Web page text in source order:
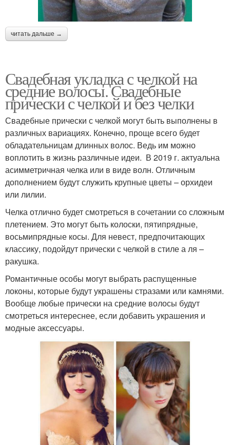
читать дальше →
Свадебная укладка с челкой на
средние волосы. Свадебные
прически с челкой и без челки
Свадебные прически с челкой могут быть выполнены в
различных вариациях. Конечно, проще всего будет
обладательницам длинных волос. Ведь им можно
воплотить в жизнь различные идеи. В 2019 г. актуальна
асимметричная челка или в виде волн. Отличным
дополнением будут служить крупные цветы – орхидеи
или лилии.
Челка отлично будет смотреться в сочетании со сложным
плетением. Это могут быть колоски, пятипрядные,
восьмипрядные косы. Для невест, предпочитающих
классику, подойдут прически с челкой в стиле а ля –
ракушка.
Романтичные особы могут выбрать распущенные
локоны, которые будут украшены стразами или камнями.
Вообще любые прически на средние волосы будут
смотреться интереснее, если добавить украшения и
модные аксессуары.